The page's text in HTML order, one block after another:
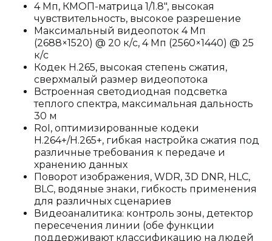
4 Мп, КМОП-матрица 1/1.8", высокая
чувствительность, высокое разрешение
Максимальный видеопоток 4 Мп
(2688×1520) @ 20 к/с, 4 Мп (2560×1440) @ 25
к/с
Кодек H.265, высокая степень сжатия,
сверхмалый размер видеопотока
Встроенная светодиодная подсветка
теплого спектра, максимальная дальность
30 м
RoI, оптимизированные кодеки
H.264+/H.265+, гибкая настройка сжатия под
различные требования к передаче и
хранению данных
Поворот изображения, WDR, 3D DNR, HLC,
BLC, водяные знаки, гибкость применения
для различных сценариев
Видеоаналитика: контроль зоны, детектор
пересечения линии (обе функции
поддерживают классификацию на людей